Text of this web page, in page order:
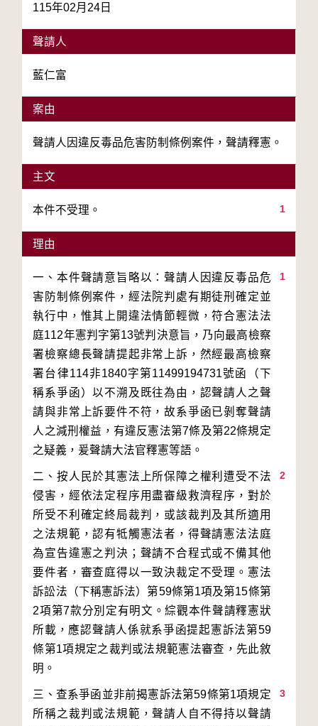
115年02月24日
聲請人
藍仁富
案由
聲請人因違反毒品危害防制條例案件，聲請釋憲。
主文
1
本件不受理。
理由
1
一、本件聲請意旨略以：聲請人因違反毒品危
害防制條例案件，經法院判處有期徒刑確定並
執行中，惟其上開違法情節輕微，符合憲法法
庭112年憲判字第13號判決意旨，乃向最高檢察
署檢察總長聲請提起非常上訴，然經最高檢察
署台律114非1840字第11499194731號函（下
稱系爭函）以不溯及既往為由，認聲請人之聲
請與非常上訴要件不符，故系爭函已剝奪聲請
人之減刑權益，有違反憲法第7條及第22條規定
2
二、按人民於其憲法上所保障之權利遭受不法
侵害，經依法定程序用盡審級救濟程序，對於
所受不利確定終局裁判，或該裁判及其所適用
之法規範，認有牴觸憲法者，得聲請憲法法庭
為宣告違憲之判決；聲請不合程式或不備其他
要件者，審查庭得以一致決裁定不受理。憲法
訴訟法（下稱憲訴法）第59條第1項及第15條第
2項第7款分別定有明文。綜觀本件聲請釋憲狀
所載，應認聲請人係就系爭函提起憲訴法第59
條第1項規定之裁判或法規範憲法審查，先此敘
3
三、查系爭函並非前揭憲訴法第59條第1項規定
所稱之裁判或法規範，聲請人自不得持以聲請